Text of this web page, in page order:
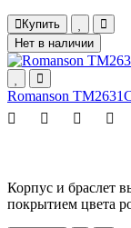
Купить
Нет в наличии
Romanson
Корпус и браслет
покрытием цвета